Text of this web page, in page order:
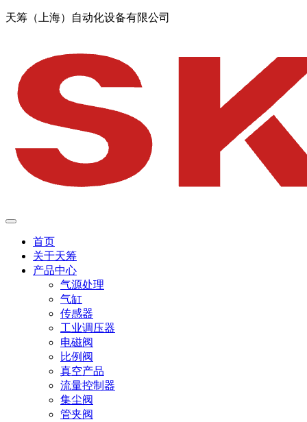
天筹（上海）自动化设备有限公司
首页
关于天筹
产品中心
气源处理
气缸
传感器
工业调压器
电磁阀
比例阀
真空产品
流量控制器
集尘阀
管夹阀